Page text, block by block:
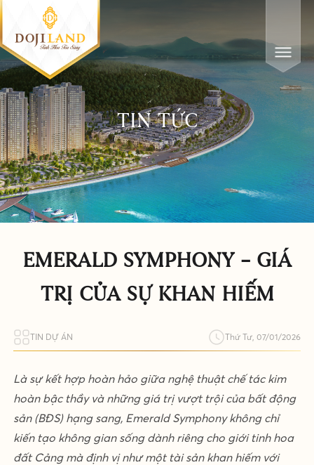
TIN TỨC
EMERALD SYMPHONY – GIÁ
TRỊ CỦA SỰ KHAN HIẾM
TIN DỰ ÁN Thứ Tư, 07/01/2026
Là sự kết hợp hoàn hảo giữa nghệ thuật chế tác kim
hoàn bậc thầy và những giá trị vượt trội của bất động
sản (BĐS) hạng sang, Emerald Symphony không chỉ
kiến tạo không gian sống dành riêng cho giới tinh hoa
đất Cảng mà định vị như một tài sản khan hiếm với